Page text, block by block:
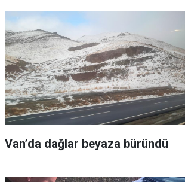
Van’da dağlar beyaza büründü